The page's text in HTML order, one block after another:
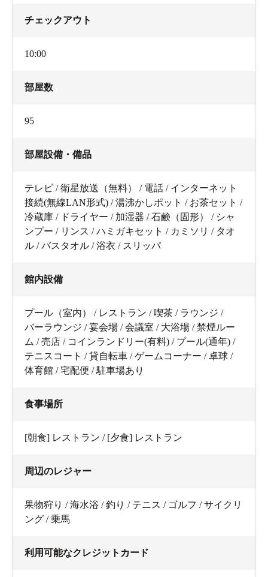
チェックアウト
10:00
部屋数
95
部屋設備・備品
テレビ / 衛星放送（無料） / 電話 / インターネット
接続(無線LAN形式) / 湯沸かしポット / お茶セット /
冷蔵庫 / ドライヤー / 加湿器 / 石鹸（固形） / シャ
ンプー / リンス / ハミガキセット / カミソリ / タオ
ル / バスタオル / 浴衣 / スリッパ
館内設備
プール（室内） / レストラン / 喫茶 / ラウンジ /
バーラウンジ / 宴会場 / 会議室 / 大浴場 / 禁煙ルー
ム / 売店 / コインランドリー(有料) / プール(通年) /
テニスコート / 貸自転車 / ゲームコーナー / 卓球 /
体育館 / 宅配便 / 駐車場あり
食事場所
[朝食] レストラン / [夕食] レストラン
周辺のレジャー
果物狩り / 海水浴 / 釣り / テニス / ゴルフ / サイクリ
ング / 乗馬
利用可能なクレジットカード